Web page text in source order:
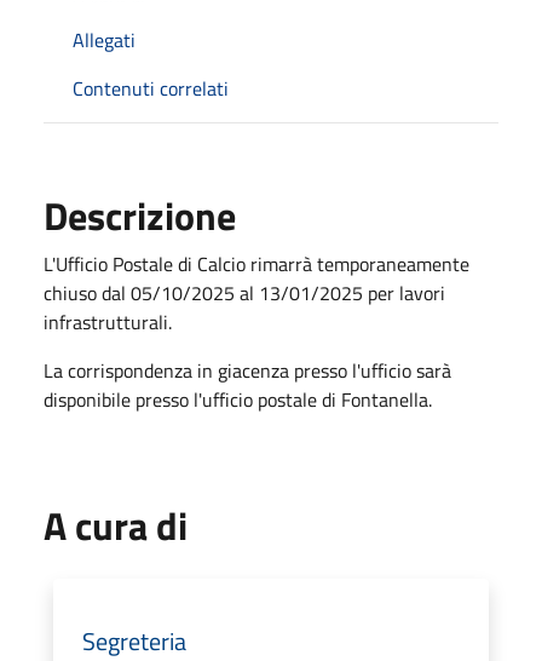
Allegati
Contenuti correlati
Descrizione
L'Ufficio Postale di Calcio rimarrà temporaneamente
chiuso dal 05/10/2025 al 13/01/2025 per lavori
infrastrutturali.
La corrispondenza in giacenza presso l'ufficio sarà
disponibile presso l'ufficio postale di Fontanella.
A cura di
Segreteria